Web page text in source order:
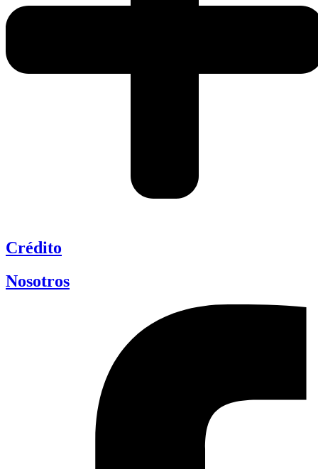
Crédito
Nosotros